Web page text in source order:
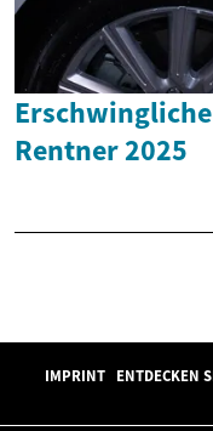
Rentner 2025
IMPRINT ENTDECKEN